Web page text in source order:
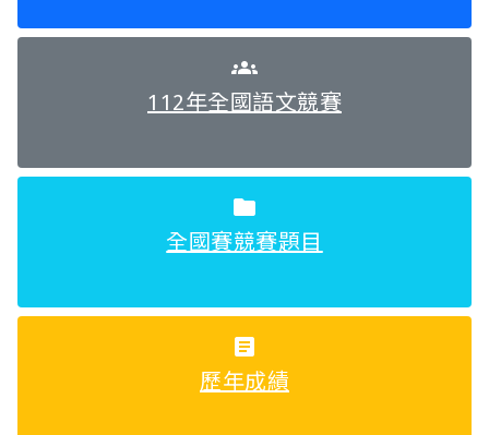
groups
112年全國語文競賽
folder
全國賽競賽題目
article
歷年成績